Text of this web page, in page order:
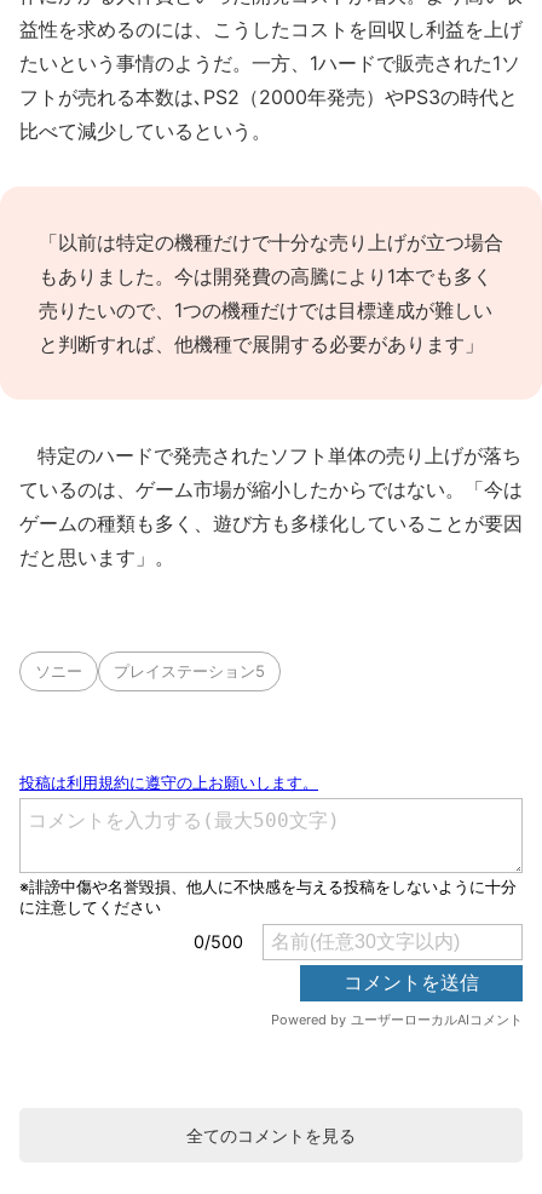
益性を求めるのには、こうしたコストを回収し利益を上げ
たいという事情のようだ。一方、1ハードで販売された1ソ
フトが売れる本数は､PS2（2000年発売）やPS3の時代と
比べて減少しているという。
「以前は特定の機種だけで十分な売り上げが立つ場合
もありました。今は開発費の高騰により1本でも多く
売りたいので、1つの機種だけでは目標達成が難しい
と判断すれば、他機種で展開する必要があります」
特定のハードで発売されたソフト単体の売り上げが落ち
ているのは、ゲーム市場が縮小したからではない。「今は
ゲームの種類も多く、遊び方も多様化していることが要因
だと思います」。
ソニー プレイステーション5
全てのコメントを見る